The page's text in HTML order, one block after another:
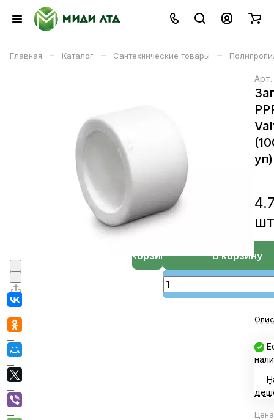
Главная – Каталог – Сантехнические товары –
Арт.
уп)
шт
В корзину
В корзине
Цена